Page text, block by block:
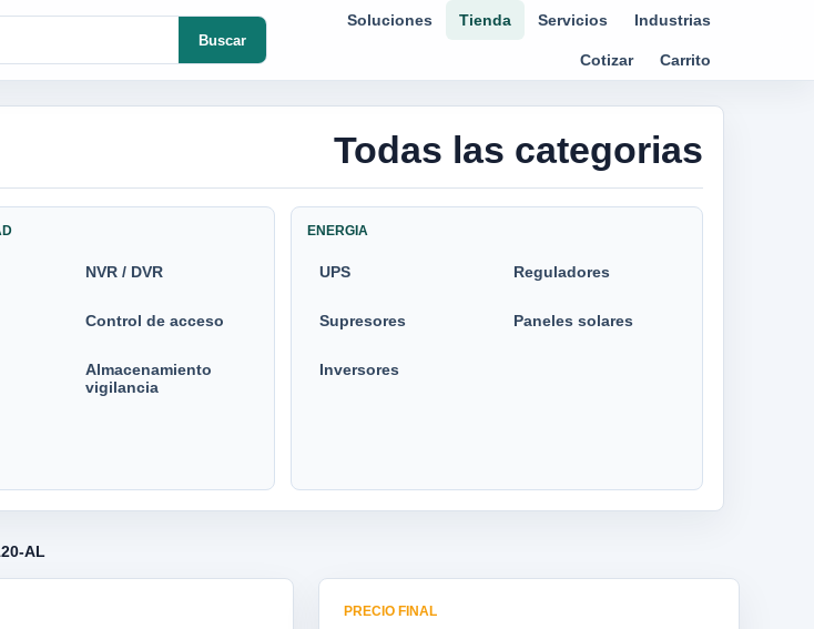
Buscar
Soluciones Tienda Servicios Industrias
Cotizar Carrito
Todas las categorias
NVR / DVR
Control de acceso
Almacenamiento
vigilancia
ENERGIA
UPS Reguladores
Supresores Paneles solares
Inversores
AL
PRECIO FINAL